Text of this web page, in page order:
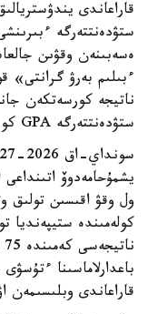
قاراعاندى
ستۋدەنتتەرگە
ەسەبىنەن وقۋىن
ءبىلىم بەرۋ گرانتى»
ناتيجە كورسەتكەن
ستۋدەنتتەرگە GPA كورسەتكىشى نەگىزىندە بەرىلەدى.
يشمۇحامەدوۆ
كولەمىندە
باعدارلاماسىنا
قاراعاندى وبلىسىمەن